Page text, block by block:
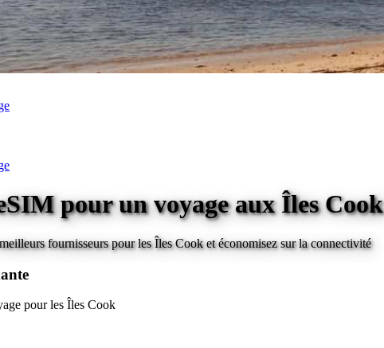
pour un voyageaux Îles Cook
fournisseurs pourles Îles Cooket économisez sur la connectivité
pourles Îles Cook